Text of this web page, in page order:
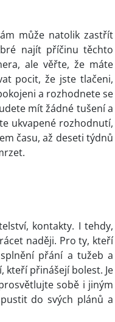
může natolik zastřít
najít příčinu těchto
ale věřte, že máte
pocit, že jste tlačeni,
a rozhodnete se
mít žádné tušení a
ukvapené rozhodnutí,
času, až deseti týdnů
kontakty. I tehdy,
naději. Pro ty, kteří
přání a tužeb a
kteří přinášejí bolest. Je
sobě i jiným
do svých plánů a